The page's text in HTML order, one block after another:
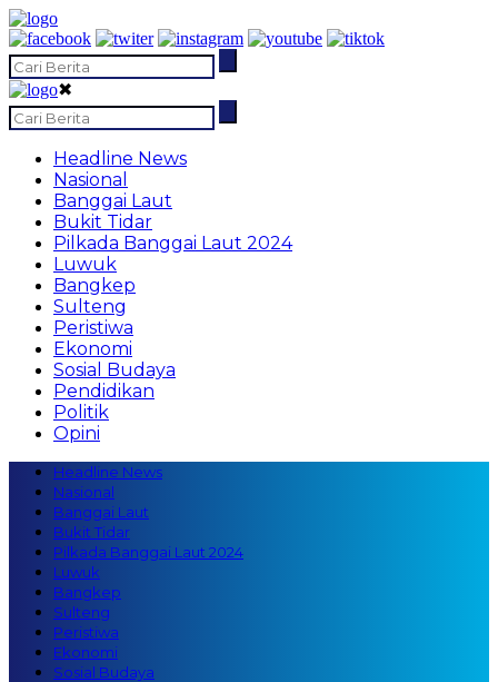
✖
Headline News
Nasional
Banggai Laut
Bukit Tidar
Pilkada Banggai Laut 2024
Luwuk
Bangkep
Sulteng
Peristiwa
Ekonomi
Sosial Budaya
Pendidikan
Politik
Opini
Headline News
Nasional
Banggai Laut
Bukit Tidar
Pilkada Banggai Laut 2024
Luwuk
Bangkep
Sulteng
Peristiwa
Ekonomi
Sosial Budaya